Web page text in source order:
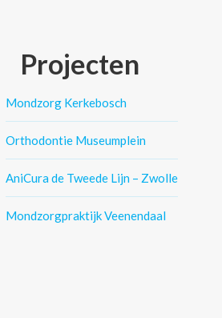
Projecten
Mondzorg Kerkebosch
Orthodontie Museumplein
AniCura de Tweede Lijn – Zwolle
Mondzorgpraktijk Veenendaal